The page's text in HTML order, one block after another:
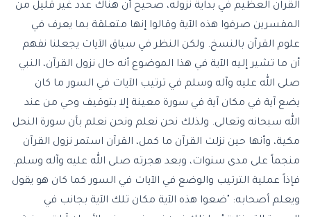
القرآن العظيم في بداية نزوله، صحيح أن هناك عدد غير قليل من
المفسرين صرفوا هذه الآية وقالوا إنها متعلقة بما يعرف في
علوم القرآن بالنسخ. ولكن النظر في سياق الآيات يجعلنا نفهم
أن ما تشير إليه الآية في هذا الموضوع أنه حال نزول القرآن، النبي
صلى الله عليه وآله وسلم في ترتيب الآيات في السور ما كان
يضع آية في مكان آية في سورة معينة إلا بتوقيف وحي من عند
الله سبحانه وتعالى. ولذلك نحن نعلم ونحن نعلم بأن سورة النحل
مكية، وأنها حين نزلت القرآن ما كمل، القرآن استمر نزول القرآن
منجماً على مدى سنوات، وبعد هجرته صلى الله عليه وآله وسلم.
فإذاً عملية الترتيب والوضع في الآيات في السور كما كان هو يقول
ويعلم أصحابه: "ضعوا هذه الآية مكان تلك الآية بجانب في